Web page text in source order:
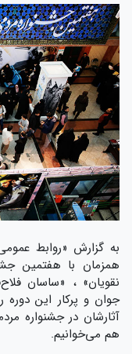
به گزارش «روابط
همزمان با هفتمین
نقویان» ، «ساسان
جوان و پرکار این
آثارشان در جشنواره
هم می‌خوانیم.